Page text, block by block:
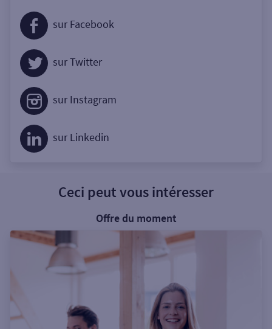
sur Facebook
sur Twitter
sur Instagram
sur Linkedin
Ceci peut vous intéresser
Offre du moment